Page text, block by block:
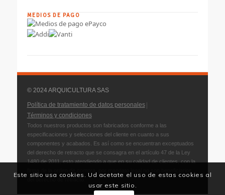
MEDIOS DE PAGO
© 2024 ARQUICULTURA SAS
Política de tratamiento de datos personales|
Términos y condiciones
Todos nuestros productos son fabricados conforme a las
especificaciones y selecciones del cliente en cuanto a sus
componentes y acabados. Es así como se encuentran exceptuados
del derecho de retracto que se consagra en el artículo 47 de la Ley
1480 de 2011, esto atendiendo a que en su calidad de clientes, con la
Este sitio usa cookies. Ud acetate el uso de estas cookies al
usar este sitio.